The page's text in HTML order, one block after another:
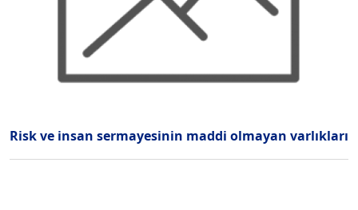
Risk ve insan sermayesinin maddi olmayan varlıkları